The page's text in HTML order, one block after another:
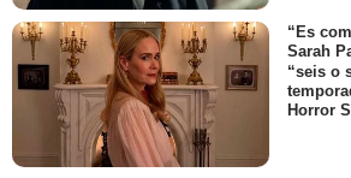
“Es
Sarah
“seis o
Horror